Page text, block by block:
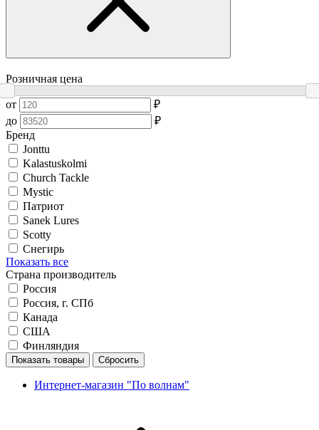
Розничная цена
от
₽
до
₽
Бренд
Jonttu
Kalastuskolmi
Church Tackle
Mystic
Патриот
Sanek Lures
Scotty
Снегирь
Показать все
Страна производитель
Россия
Россия, г. СПб
Канада
США
Финляндия
Показать товары Сбросить
Интернет-магазин "По волнам"